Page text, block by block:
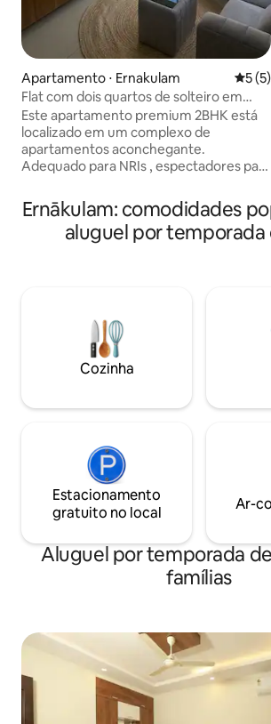
Apartamento ⋅ Ernakulam 5 de
5 (5)
Flat com dois quartos de solteiro em
Kochi — refúgios para casais
Este apartamento premium 2BHK está
localizado em um complexo de
apartamentos aconchegante.
Adequado para NRIs , espectadores para
Hospital . A apenas 10 minutos de carro
de Lulu e 5 minutos de carro do Hospital
Amrita. O metrô mais próximo é Edapally
fogão e chaminé •Máquina de lavar
roupa com área seca separada • Sala de
estar com TV inteligente Wi-Fi gratuito
Ernākulam: comodidades
aluguel por temporada
Cozinha
Estacionamento
gratuito no local
Ar-
Aluguel por temporada
famílias